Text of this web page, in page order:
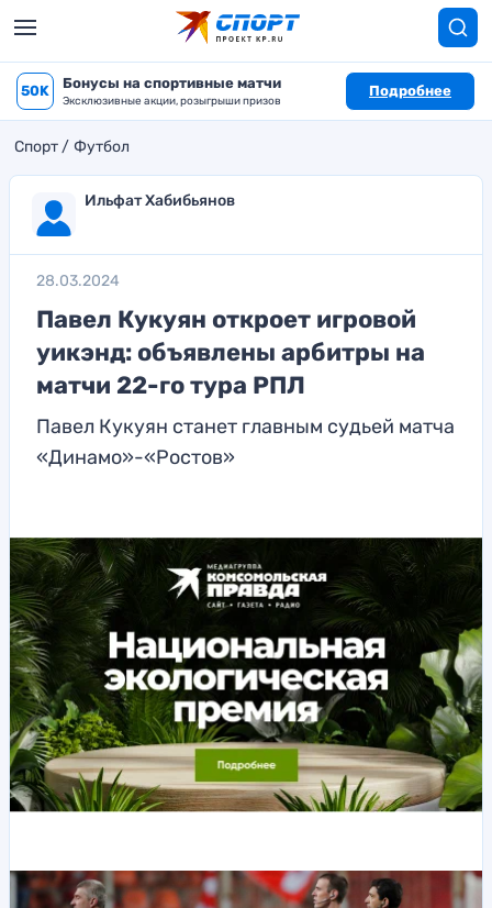
50K Бонусы на спортивные матчи
Эксклюзивные акции, розыгрыши призов
Подробнее
Спорт Футбол
Ильфат Хабибьянов
28.03.2024
Павел Кукуян откроет игровой
уикэнд: объявлены арбитры на
матчи 22-го тура РПЛ
Павел Кукуян станет главным судьей матча
«Динамо»-«Ростов»